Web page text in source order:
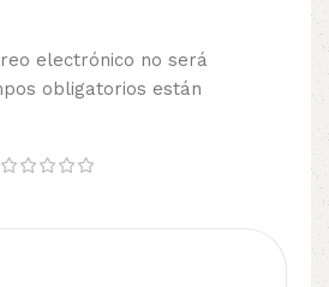
electrónico no será
obligatorios están